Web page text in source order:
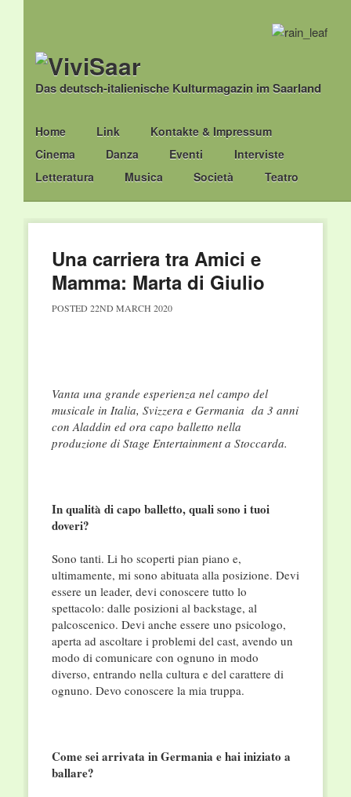
Das deutsch-italienische Kulturmagazin im Saarland
Main menu
Skip
to
content
Home Link
Kontakte & Impressum
Cinema
Danza Eventi
Interviste
Letteratura
Musica Società Teatro
Una carriera tra Amici e
Mamma: Marta di Giulio
POSTED 22ND MARCH 2020
Vanta una grande esperienza nel campo del
musicale in Italia, Svizzera e Germania da 3 anni
con Aladdin ed ora capo balletto nella
produzione di Stage Entertainment a Stoccarda.
In qualità di capo balletto, quali sono i tuoi
doveri?
Sono tanti. Li ho scoperti pian piano e,
ultimamente, mi sono abituata alla posizione. Devi
essere un leader, devi conoscere tutto lo
spettacolo: dalle posizioni al backstage, al
palcoscenico. Devi anche essere uno psicologo,
aperta ad ascoltare i problemi del cast, avendo un
modo di comunicare con ognuno in modo
diverso, entrando nella cultura e del carattere di
ognuno. Devo conoscere la mia truppa.
Come sei arrivata in Germania e hai iniziato a
ballare?